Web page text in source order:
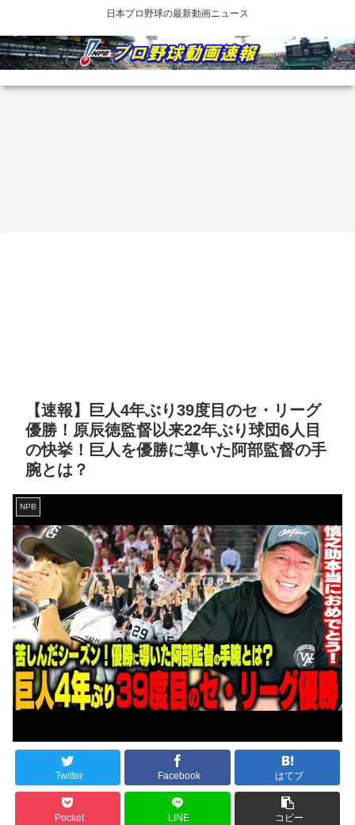
日本プロ野球の最新動画ニュース
【速報】巨人4年ぶり39度目のセ・リーグ
優勝！原辰徳監督以来22年ぶり球団6人目
の快挙！巨人を優勝に導いた阿部監督の手
腕とは？
NPB
Twitter Facebook はてブ
Pocket LINE コピー